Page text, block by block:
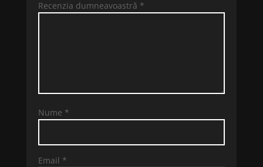
Recenzia dumneavoastră *
Nume *
Email *